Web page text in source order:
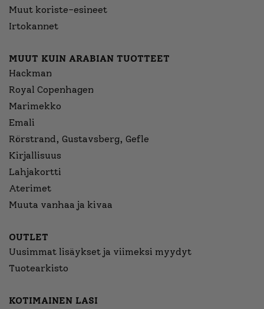
Muut koriste-esineet
Irtokannet
MUUT KUIN ARABIAN TUOTTEET
Hackman
Royal Copenhagen
Marimekko
Emali
Rörstrand, Gustavsberg, Gefle
Kirjallisuus
Lahjakortti
Aterimet
Muuta vanhaa ja kivaa
OUTLET
Uusimmat lisäykset ja viimeksi myydyt
Tuotearkisto
KOTIMAINEN LASI